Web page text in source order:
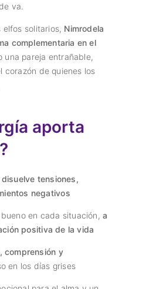
va.
solitarios, Nimrodela
complementaria en el
una pareja entrañable,
corazón de quienes los
aporta
disuelve tensiones,
negativos
en cada situación,a
positiva de la vida
comprensión y
en los días grises